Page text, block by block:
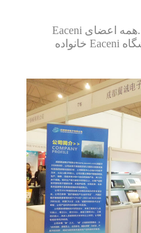
Eaceni تولید کننده سونوگرافی دامپزشکی است.در صورت تمایل به خرید سونوگرافی پرتابل می توانید با ما تماس بگیرید.سونوگرافی دامپزشکی محصول ما به فروش می رسد.همه اعضای
خانواده Eaceni در عملکرد و مدیریت روزانه آن مشارکت کامل دارند تا آن را بهتر کنند.ما با هم مسئولیت می پذیریم اما دستاوردها را نیز با هم به اشتراک می گذاریم.اینها برخی از نمایشگاه